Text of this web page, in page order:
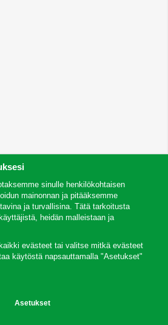
sinulle henkilökohtaisen
mainonnan ja pitääksemme
ja turvallisina. Tätä tarkoitusta
heidän malleistaan ​​ja
evästeet tai valitse mitkä evästeet
käytöstä napsauttamalla "Asetukset"
Asetukset